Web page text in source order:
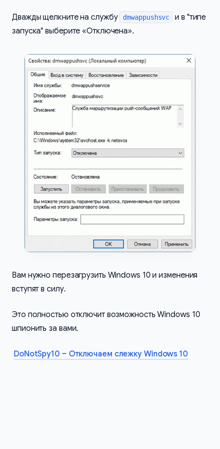
Дважды щелкните на службу dmwappushsvc
и в "типе
запуска" выберите «Отключена».
Вам нужно перезагрузить Windows 10 и изменения
вступят в силу.
Это полностью отключит возможность Windows 10
шпионить за вами.
DoNotSpy10 – Отключаем слежку Windows 10